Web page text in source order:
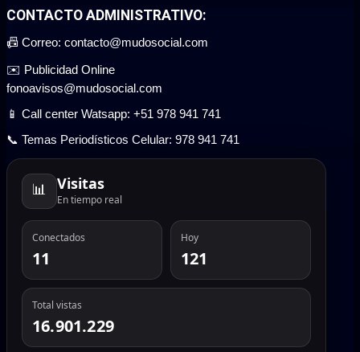
CONTACTO ADMINISTRATIVO:
📠 Correo: contacto@mudosocial.com
✉️ Publicidad Online
fonoavisos@mudosocial.com
📱 Call center Watsapp: +51 978 941 741
📞 Temas Periodísticos Celular: 978 941 741
📊 Visitas
En tiempo real
Conectados
11
Hoy
121
Total vistas
16.901.229